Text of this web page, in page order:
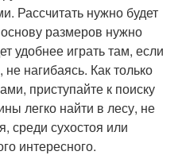
Рассчитать нужно будет
размеров нужно
удобнее играть там, если
нагибаясь. Как только
приступайте к поиску
легко найти в лесу, не
среди сухостоя или
интересного.